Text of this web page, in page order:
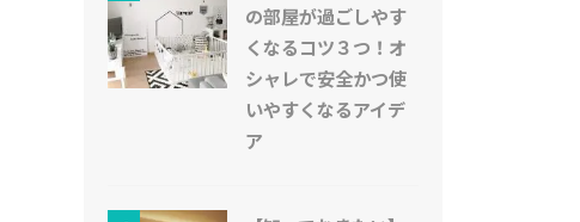
の部屋が過ごしやす
くなるコツ３つ！オ
シャレで安全かつ使
いやすくなるアイデ
ア